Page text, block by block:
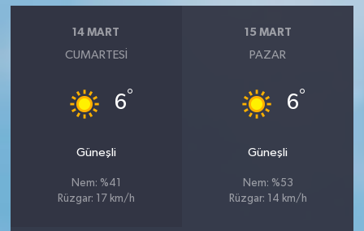
14 MART
CUMARTESI
6°
Güneşli
Nem: %41
Rüzgar: 17 km/h
15 MART
PAZAR
6°
Güneşli
Nem: %53
Rüzgar: 14 km/h